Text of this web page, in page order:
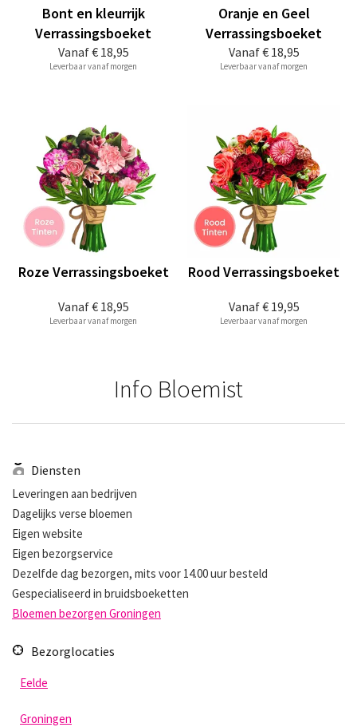
Vanaf€ 18,95
Bont en kleurrijk
Verrassingsboeket
Leverbaar vanaf morgen
Vanaf€ 18,95
Oranje en Geel
Verrassingsboeket
Leverbaar vanaf morgen
Vanaf€ 18,95
Roze Verrassingsboeket
Leverbaar vanaf morgen
Vanaf€ 19,95
Rood Verrassingsboeket
Leverbaar vanaf morgen
Info Bloemist
Diensten
Leveringen aan bedrijven
Dagelijks verse bloemen
Eigen website
Eigen bezorgservice
Dezelfde dag bezorgen, mits voor 14.00 uur besteld
Gespecialiseerd in bruidsboeketten
Bloemen bezorgen Groningen
Bezorglocaties
Eelde
Groningen